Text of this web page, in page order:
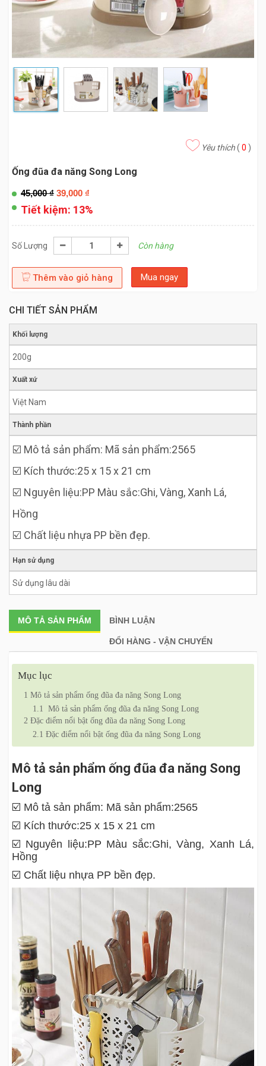
Yêu thích( 0 )
Ống đũa đa năng Song Long
45,000₫ 39,000 ₫
Tiết kiệm: 13%
Số Lượng Còn hàng
Thêm vào giỏ hàng Mua ngay
CHI TIẾT SẢN PHẨM
Khối lượng
200g
Xuất xứ
Việt Nam
Thành phần
☑️ Mô tả sản phẩm: Mã sản phẩm:2565
☑️ Kích thước:25 x 15 x 21 cm
☑️ Nguyên liệu:PP Màu sắc:Ghi, Vàng, Xanh Lá,
Hồng
☑️ Chất liệu nhựa PP bền đẹp.
Hạn sử dụng
Sử dụng lâu dài
MÔ TẢ SẢN PHẨM BÌNH LUẬN
ĐỔI HÀNG - VẬN CHUYỂN
Mục lục
1 Mô tả sản phẩm ống đũa đa năng Song Long
1.1 Mô tả sản phẩm ống đũa đa năng Song Long
2 Đặc điểm nổi bật ống đũa đa năng Song Long
2.1 Đặc điểm nổi bật ống đũa đa năng Song Long
Mô tả sản phẩm ống đũa đa năng Song
Long
☑️ Mô tả sản phẩm: Mã sản phẩm:2565
☑️ Kích thước:25 x 15 x 21 cm
☑️ Nguyên liệu:PP Màu sắc:Ghi, Vàng, Xanh Lá,
Hồng
☑️ Chất liệu nhựa PP bền đẹp.